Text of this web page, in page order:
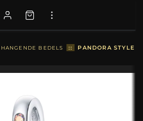
HANGENDE BEDELS :: PANDORA STYLE